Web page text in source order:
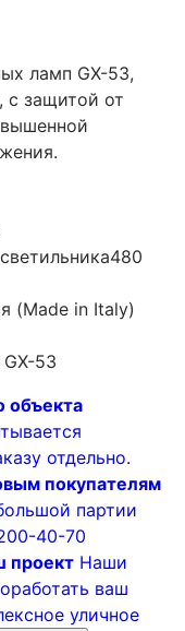
ламп GX-53,
с защитой от
480
(Made in Italy)
GX-53
объекта
отдельно.
покупателям
партии
40-70
проект Наши
ваш
уличное